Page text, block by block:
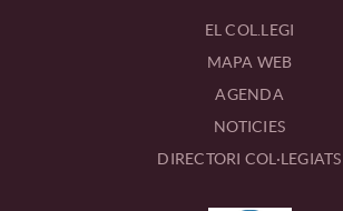
EL COL.LEGI
MAPA WEB
AGENDA
NOTICIES
DIRECTORI COL·LEGIATS